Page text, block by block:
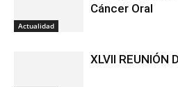
Actualidad
Cáncer Oral
XLVII REUNIÓN